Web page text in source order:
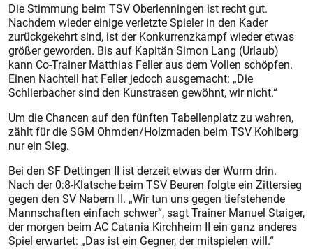
Die Stimmung beim TSV Oberlenningen ist recht gut.
Nachdem wieder einige verletzte Spieler in den Kader
zurückgekehrt sind, ist der Konkurrenzkampf wieder etwas
größer geworden. Bis auf Kapitän Simon Lang (Urlaub)
kann Co-Trainer Matthias Feller aus dem Vollen schöpfen.
Einen Nachteil hat Feller jedoch ausgemacht: „Die
Schlierbacher sind den Kunstrasen gewöhnt, wir nicht.“
Um die Chancen auf den fünften Tabellenplatz zu wahren,
zählt für die SGM Ohmden/Holzmaden beim TSV Kohlberg
nur ein Sieg.
Bei den SF Dettingen II ist derzeit etwas der Wurm drin.
Nach der 0:8-Klatsche beim TSV Beu­ren folgte ein Zittersieg
gegen den SV Nabern II. „Wir tun uns gegen tiefstehende
Mannschaften einfach schwer“, sagt Trainer Manuel Staiger,
der morgen beim AC Catania Kirchheim II ein ganz anderes
Spiel erwartet: „Das ist ein Gegner, der mitspielen will.“